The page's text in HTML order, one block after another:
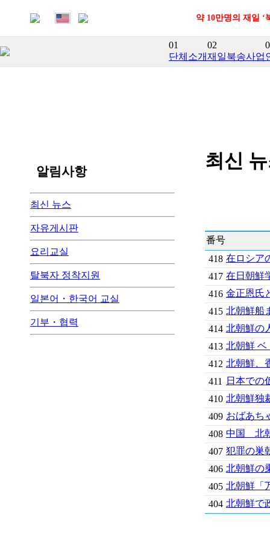
약 10만명의 재일 ‘
01
단체소개
02
재일북송사업
알림사항
최신 뉴스
자유게시판
요리교실
탈북자 정착지원
일본어・한국어 교실
기부・협력
최신
番号
418 在ロシア
417 在日朝鮮
416 金正恩氏
415 北朝鮮船
414 北朝鮮の
413 北朝鮮 ベ
412 北朝鮮、
411 日本での
410 北朝鮮独
409 おばあち
408 中国 北
407 犯罪の巣
406 北朝鮮の
405 北朝鮮「
404 北朝鮮で